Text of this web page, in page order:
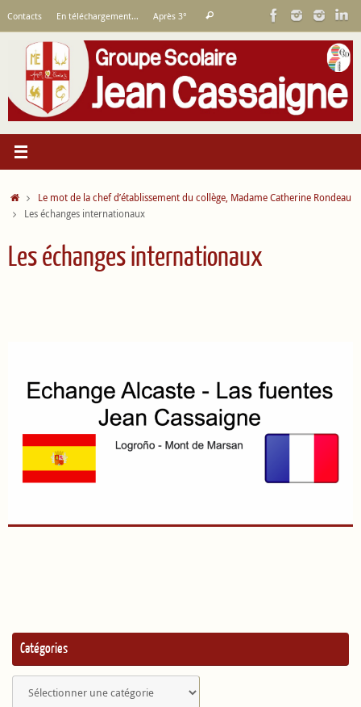
contenu
Contacts En téléchargement… Après 3°
Recherche
:
Rechercher
AccueilLe mot de la chef d’établissement du collège, Madame Catherine Rondeau
Les échanges internationaux
Les échanges internationaux
Catégories